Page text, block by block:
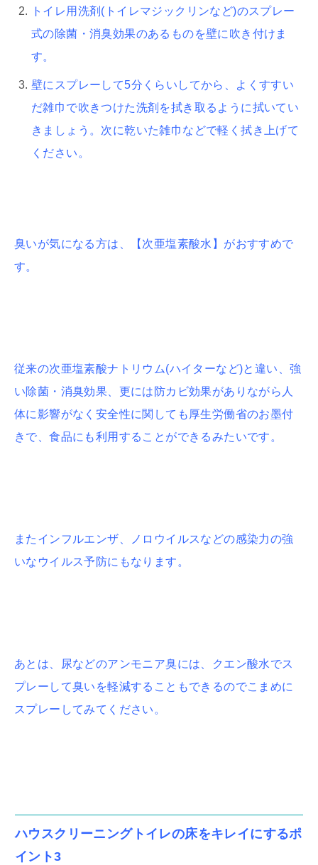
トイレ用洗剤(トイレマジックリンなど)のスプレー
式の除菌・消臭効果のあるものを壁に吹き付けま
す。
壁にスプレーして5分くらいしてから、よくすすい
だ雑巾で吹きつけた洗剤を拭き取るように拭いてい
きましょう。次に乾いた雑巾などで軽く拭き上げて
ください。
臭いが気になる方は、【次亜塩素酸水】がおすすめで
す。
従来の次亜塩素酸ナトリウム(ハイターなど)と違い、強
い除菌・消臭効果、更には防カビ効果がありながら人
体に影響がなく安全性に関しても厚生労働省のお墨付
きで、食品にも利用することができるみたいです。
またインフルエンザ、ノロウイルスなどの感染力の強
いなウイルス予防にもなります。
あとは、尿などのアンモニア臭には、クエン酸水でス
プレーして臭いを軽減することもできるのでこまめに
スプレーしてみてください。
ハウスクリーニングトイレの床をキレイにするポ
イント3